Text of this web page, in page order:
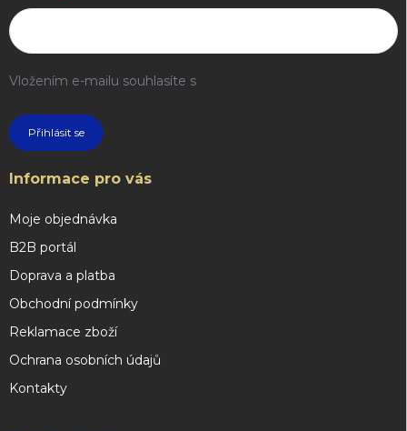
Vložením e-mailu souhlasíte s
Přihlásit se
Informace pro vás
Moje objednávka
B2B portál
Doprava a platba
Obchodní podmínky
Reklamace zboží
Ochrana osobních údajů
Kontakty